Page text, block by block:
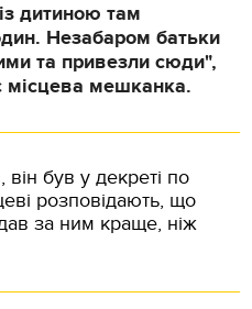
дитиною там
Незабаром батьки
та привезли сюди",
місцева мешканка.
був у декреті по
розповідають, що
за ним краще, ніж